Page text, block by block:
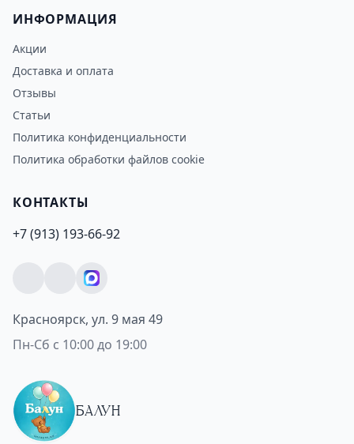
ИНФОРМАЦИЯ
Акции
Доставка и оплата
Отзывы
Статьи
Политика конфиденциальности
Политика обработки файлов cookie
КОНТАКТЫ
+7 (913) 193-66-92
Красноярск, ул. 9 мая 49
Пн-Сб с 10:00 до 19:00
БАЛУН